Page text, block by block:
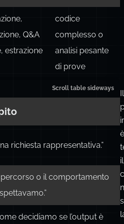
Q&A
estrazione
codice
complesso o
analisi pesante
di prove
richiesta rappresentativa.”
percorso o il comportamento
decidiamo se l’output è
Il
è
il